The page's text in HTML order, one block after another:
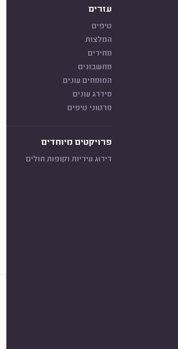
עזרים
טיפים
המלצות
מחירים
מחשבונים
המומחים עונים
מידרג עונים
סרטוני טיפים
פרויקטים מיוחדים
דירוג עיריות וקופות חולים